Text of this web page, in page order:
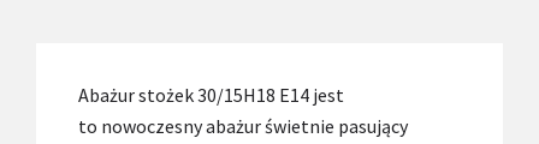
Abażur stożek 30/15H18 E14 jest
to nowoczesny abażur świetnie pasujący